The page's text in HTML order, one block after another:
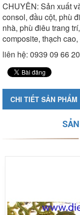
CHUYÊN: Sản xuất
consol, đầu cột, phù
nhà, phù điêu trang
composite, thạch
liên hệ: 0939 09 66 20
CHI TIẾT SẢN PHẨM